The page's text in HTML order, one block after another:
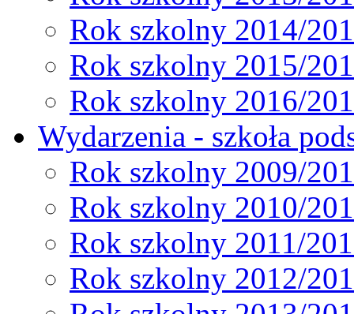
Rok szkolny 2014/
Rok szkolny 2015/
Rok szkolny 2016/
Wydarzenia - szkoła
Rok szkolny 2009/
Rok szkolny 2010/
Rok szkolny 2011/
Rok szkolny 2012/